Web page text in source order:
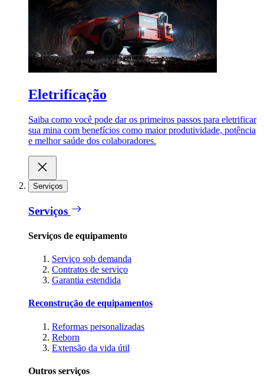
Eletrificação
Saiba como você pode dar os primeiros passos para eletrificar
sua mina com benefícios como maior produtividade, potência
e melhor saúde dos colaboradores.
Serviços
Serviços
Serviços de equipamento
Serviço sob demanda
Contratos de serviço
Garantia estendida
Reconstrução de equipamentos
Reformas personalizadas
Reborn
Extensão da vida útil
Outros serviços